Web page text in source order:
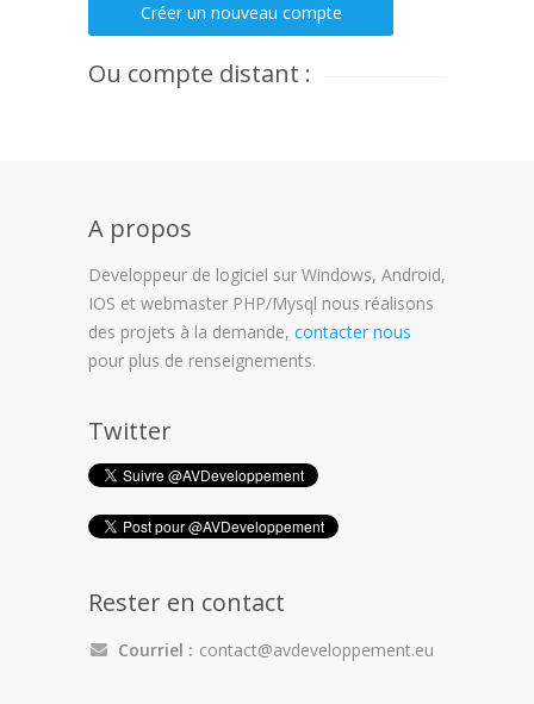
Créer un nouveau compte
Ou compte distant :
A propos
Developpeur de logiciel sur Windows, Android,
IOS et webmaster PHP/Mysql nous réalisons
des projets à la demande, contacter nous
pour plus de renseignements.
Twitter
Rester en contact
Courriel : contact@avdeveloppement.eu